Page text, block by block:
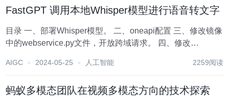
FastGPT 调用本地Whisper模型进行语音转文字
目录 一、部署Whisper模型。 二、oneapi配置 三、修改镜像
中的webservice.py文件，开放跨域请求。 四、修改
址:https://github.com/labring/FastGP...
AIGC 2024-05-25 人工智能 2259阅读
蚂蚁多模态团队在视频多模态方向的技术探索